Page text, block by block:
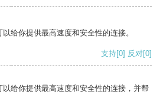
给你提供最高速度和安全性的连接。
支持[0] 反对[0]
给你提供最高速度和安全性的连接，并帮